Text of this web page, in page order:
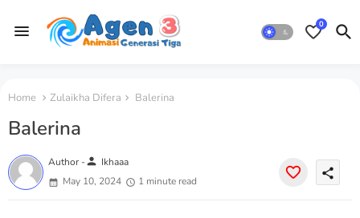
0
Home Zulaikha Difera Balerina
Balerina
Author -person Ikhaaa
May 10, 2024
1 minute read
share